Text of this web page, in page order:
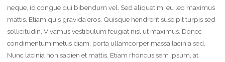
neque, id congue dui bibendum vel. Sed aliquet mi eu leo maximus
mattis. Etiam quis gravida eros. Quisque hendrerit suscipit turpis sed
sollicitudin. Vivamus vestibulum feugiat nisl ut maximus. Donec
condimentum metus diam, porta ullamcorper massa lacinia sed.
Nunc lacinia non sapien et mattis. Etiam rhoncus sem ipsum, at